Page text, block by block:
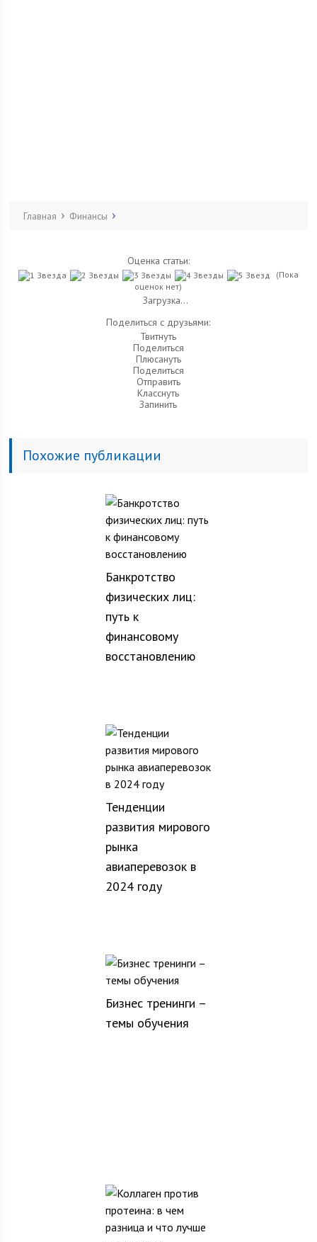
Главная Финансы
Оценка статьи:
(Пока
оценок нет)
Загрузка...
Поделиться с друзьями:
Твитнуть
Поделиться
Плюсануть
Поделиться
Отправить
Класснуть
Запинить
Похожие публикации
Банкротство
физических лиц:
путь к
финансовому
восстановлению
Тенденции
развития мирового
рынка
авиаперевозок в
2024 году
Бизнес тренинги –
темы обучения